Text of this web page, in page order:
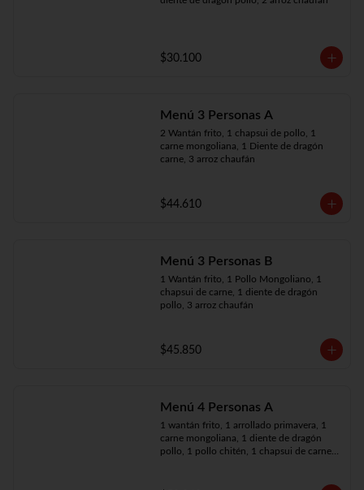
$30.100
Menú 3 Personas A
2 Wantán frito, 1 chapsui de pollo, 1
carne mongoliana, 1 Diente de dragón
carne, 3 arroz chaufán
$44.610
Menú 3 Personas B
1 Wantán frito, 1 Pollo Mongoliano, 1
chapsui de carne, 1 diente de dragón
pollo, 3 arroz chaufán
$45.850
Menú 4 Personas A
1 wantán frito, 1 arrollado primavera, 1
carne mongoliana, 1 diente de dragón
pollo, 1 pollo chitén, 1 chapsui de carne,